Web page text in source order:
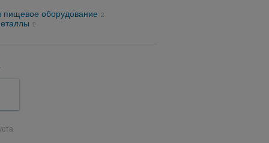
пищевое оборудование 2
9